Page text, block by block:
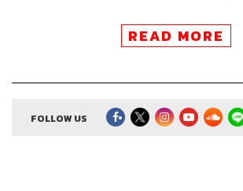
Mall มองโอกาสและความเสี่ยงของการลง
ใบนี้อย่างไร และอะไรคือประสบการณ์ที่ผู้
สำหรับผู้ที่สนใจสมัคร Join Mniverse ได้ 3
READ MORE
FOLLOW US